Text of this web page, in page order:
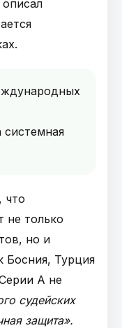
что
не только
но и
Босния, Турция
А не
судейских
защита».